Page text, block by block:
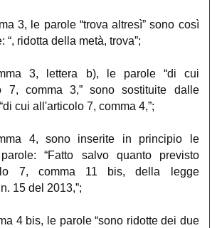
3, le parole “trova altresì” sono così
“, ridotta della metà, trova”;
3, lettera b), le parole “di cui
7, comma 3,” sono sostituite dalle
cui all'articolo 7, comma 4,”;
4, sono inserite in principio le
“Fatto salvo quanto previsto
7, comma 11 bis, della legge
15 del 2013,”;
4 bis, le parole “sono ridotte dei due